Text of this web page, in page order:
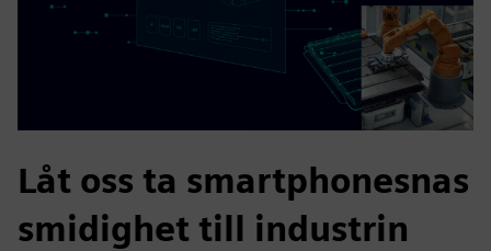
Låt oss ta smartphonesnas
smidighet till industrin